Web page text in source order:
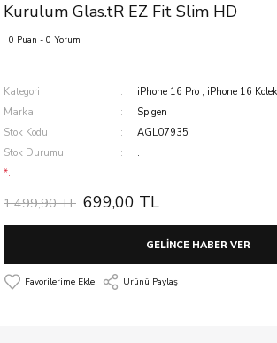
Kurulum Glas.tR EZ Fit Slim HD
0 Puan - 0 Yorum
Kategori iPhone 16 Pro , iPhone 16
Marka
Spigen
Stok Kodu
AGL07935
Stok Durumu
.
*.
1.499,90 TL 699,00 TL
GELİNCE HABER VER
Ürünü Paylaş